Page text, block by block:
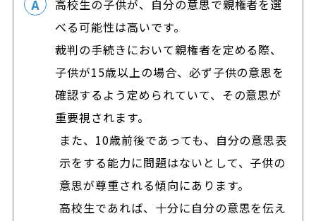
高校生の子供が、自分の意思で親権者を選
べる可能性は高いです。
裁判の手続きにおいて親権者を定める際、
子供が15歳以上の場合、必ず子供の意思を
確認するよう定められていて、その意思が
重要視されます。
また、10歳前後であっても、自分の意思表
示をする能力に問題はないとして、子供の
意思が尊重される傾向にあります。
高校生であれば、十分に自分の意思を伝え